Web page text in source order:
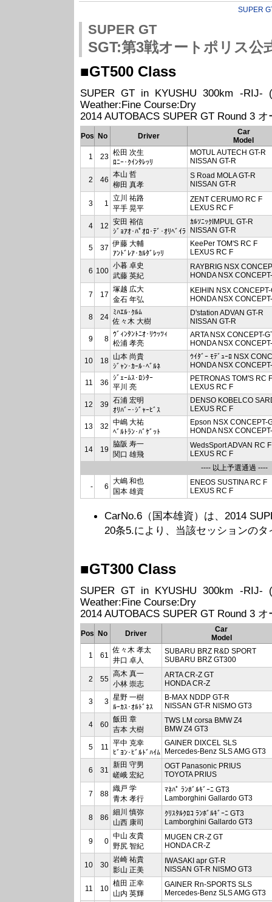
SUPER
SUPER GT
SGT:第3戦オートポリス公
■GT500 Class
SUPER GT in KYUSHU 300km -RIJ-
Weather:Fine Course:Dry
2014 AUTOBACS SUPER GT Round 3
Pos No Driver
Car
Model
1
23 松田 次生
ﾛﾆｰ･ｸｲﾝﾀﾚｯﾘ
MOTUL AUTECH GT-R
NISSAN GT-R
2 46
本山 哲
柳田 真孝
S Road MOLA GT-R
NISSAN GT-R
3 1
立川 祐路
平手 晃平
ZENT CERUMO RC F
LEXUS RC F
4 12 安田 裕信
ｼﾞｮｱｵ･ﾊﾟｵﾛ･ﾃﾞ･ｵﾘﾍﾞｲﾗ
ｶﾙｿﾆｯｸIMPUL GT-R
NISSAN GT-R
5 37 伊藤 大輔
ｱﾝﾄﾞﾚｱ･ｶﾙﾀﾞﾚｯﾘ
KeePer TOM'S RC F
LEXUS RC F
6 100
小暮 卓史
武藤 英紀
RAYBRIG NSX
HONDA NSX
7 17
塚越 広大
金石 年弘
KEIHIN NSX CONCEPT-
HONDA NSX
8 24
ﾐﾊｴﾙ･ｸﾙﾑ
佐々木 大樹
D'station ADVAN GT-R
NISSAN GT-R
9 8
ｳﾞｨﾝﾀﾝﾄﾆｵ･ﾘｳｯﾂｨ
松浦 孝亮
ARTA NSX CONCEPT-
HONDA NSX
10 18 山本 尚貴
ｼﾞｬﾝ･ｶｰﾙ･ﾍﾞﾙﾈ
ｳｲﾀﾞｰ ﾓﾃﾞｭｰﾛ NSX
HONDA NSX
11 36
ｼﾞｪｰﾑｽ･ﾛｼﾀｰ
平川 亮
PETRONAS TOM'S RC F
LEXUS RC F
12 39 石浦 宏明
ｵﾘﾊﾞｰ･ｼﾞｬｰﾋﾞｽ
DENSO KOBELCO
LEXUS RC F
13 32 中嶋 大祐
ﾍﾞﾙﾄﾗﾝ･ﾊﾞｹﾞｯﾄ
Epson NSX CONCEPT-
HONDA NSX
14 19
脇阪 寿一
関口 雄飛
WedsSport ADVAN RC F
LEXUS RC F
---- 以上予選通過 ----
- 6
大嶋 和也
国本 雄資
ENEOS SUSTINA RC F
LEXUS RC F
CarNo.6（国本雄資）は、2014
20条5.により、当該セッションの
■GT300 Class
SUPER GT in KYUSHU 300km -RIJ-
Weather:Fine Course:Dry
2014 AUTOBACS SUPER GT Round 3
Pos No Driver
Car
Model
1 61
佐々木 孝太
井口 卓人
SUBARU BRZ R&D SPORT
SUBARU BRZ GT300
2 55
高木 真一
小林 崇志
ARTA CR-Z GT
HONDA CR-Z
3 3 星野 一樹
ﾙｰｶｽ･ｵﾙﾄﾞﾈｽ
B-MAX NDDP GT-R
NISSAN GT-R NISMO GT3
4 60
飯田 章
吉本 大樹
TWS LM corsa BMW Z4
BMW Z4 GT3
5 11 平中 克幸
ﾋﾞﾖﾝ･ﾋﾞﾙﾄﾞﾊｲﾑ
GAINER DIXCEL SLS
Mercedes-Benz SLS AMG GT3
6 31
新田 守男
嵯峨 宏紀
OGT Panasonic PRIUS
TOYOTA PRIUS
7 88
織戸 学
青木 孝行
ﾏﾈﾊﾟ ﾗﾝﾎﾞﾙｷﾞｰﾆ GT3
Lamborghini Gallardo GT3
8 86
細川 慎弥
山西 康司
ｸﾘｽﾀﾙｸﾛｺ ﾗﾝﾎﾞﾙｷﾞｰﾆ GT3
Lamborghini Gallardo GT3
9 0
中山 友貴
野尻 智紀
MUGEN CR-Z GT
HONDA CR-Z
10 30
岩崎 祐貴
影山 正美
IWASAKI apr GT-R
NISSAN GT-R NISMO GT3
11 10
植田 正幸
山内 英輝
GAINER Rn-SPORTS SLS
Mercedes-Benz SLS AMG GT3